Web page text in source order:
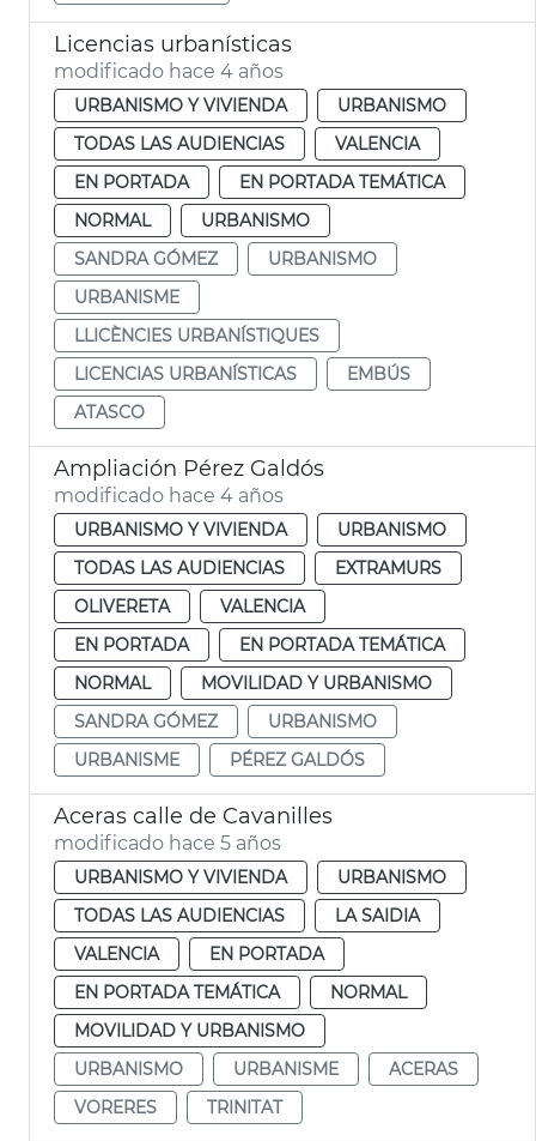
Licencias urbanísticas
modificado hace 4 años
URBANISMO Y VIVIENDA
URBANISMO
TODAS LAS AUDIENCIAS
VALENCIA
EN PORTADA
EN PORTADA TEMÁTICA
NORMAL
URBANISMO
SANDRA GÓMEZ
URBANISMO
URBANISME
LLICÈNCIES URBANÍSTIQUES
LICENCIAS URBANÍSTICAS
EMBÚS
ATASCO
Ampliación Pérez Galdós
modificado hace 4 años
URBANISMO Y VIVIENDA
URBANISMO
TODAS LAS AUDIENCIAS
EXTRAMURS
OLIVERETA
VALENCIA
EN PORTADA
EN PORTADA TEMÁTICA
NORMAL
MOVILIDAD Y URBANISMO
SANDRA GÓMEZ
URBANISMO
URBANISME
PÉREZ GALDÓS
Aceras calle de Cavanilles
modificado hace 5 años
URBANISMO Y VIVIENDA
URBANISMO
TODAS LAS AUDIENCIAS
LA SAIDIA
VALENCIA
EN PORTADA
EN PORTADA TEMÁTICA
NORMAL
MOVILIDAD Y URBANISMO
URBANISMO
URBANISME
ACERAS
VORERES
TRINITAT